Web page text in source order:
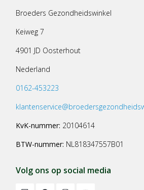
Broeders Gezondheidswinkel
Keiweg 7
4901 JD Oosterhout
Nederland
0162-453223
KvK-nummer: 20104614
BTW-nummer: NL818347557B01
Volg ons op social media